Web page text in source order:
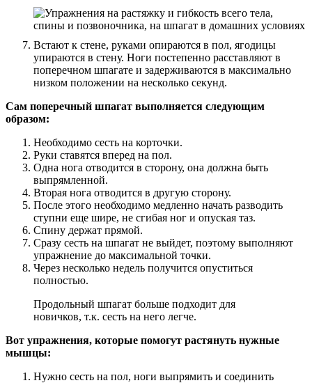
Встают к стене, руками опираются в пол, ягодицы
упираются в стену. Ноги постепенно расставляют в
поперечном шпагате и задерживаются в максимально
низком положении на несколько секунд.
Сам поперечный шпагат выполняется следующим
образом:
Необходимо сесть на корточки.
Руки ставятся вперед на пол.
Одна нога отводится в сторону, она должна быть
выпрямленной.
Вторая нога отводится в другую сторону.
После этого необходимо медленно начать разводить
ступни еще шире, не сгибая ног и опуская таз.
Спину держат прямой.
Сразу сесть на шпагат не выйдет, поэтому выполняют
упражнение до максимальной точки.
Через несколько недель получится опуститься
полностью.
Продольный шпагат больше подходит для
новичков, т.к. сесть на него легче.
Вот упражнения, которые помогут растянуть нужные
мышцы:
Нужно сесть на пол, ноги выпрямить и соединить